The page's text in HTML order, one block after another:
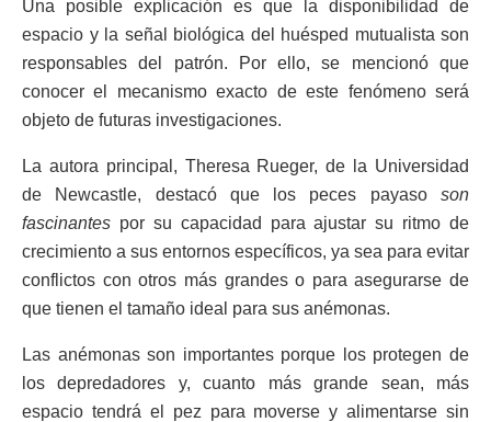
Una posible explicación es que la disponibilidad de
espacio y la señal biológica del huésped mutualista son
responsables del patrón. Por ello, se mencionó que
conocer el mecanismo exacto de este fenómeno será
objeto de futuras investigaciones.
La autora principal, Theresa Rueger, de la Universidad
de Newcastle, destacó que los peces payaso son
fascinantes por su capacidad para ajustar su ritmo de
crecimiento a sus entornos específicos, ya sea para evitar
conflictos con otros más grandes o para asegurarse de
que tienen el tamaño ideal para sus anémonas.
Las anémonas son importantes porque los protegen de
los depredadores y, cuanto más grande sean, más
espacio tendrá el pez para moverse y alimentarse sin